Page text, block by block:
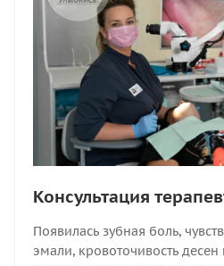
Консультация
Появилась зубная боль,
эмали, кровоточивость десен